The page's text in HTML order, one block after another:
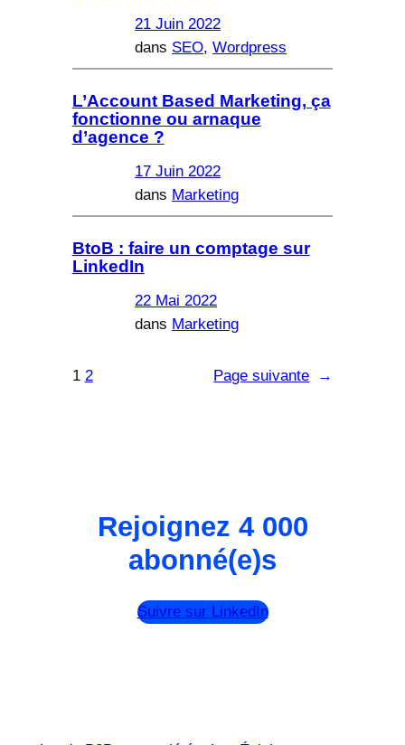
21 Juin 2022
dans SEO, Wordpress
L’Account Based Marketing, ça
fonctionne ou arnaque
d’agence ?
17 Juin 2022
dans Marketing
BtoB : faire un comptage sur
LinkedIn
22 Mai 2022
dans Marketing
1 2 Page suivante →
Rejoignez 4 000
abonné(e)s
Suivre sur LinkedIn